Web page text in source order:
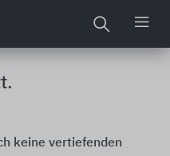
keine vertiefenden